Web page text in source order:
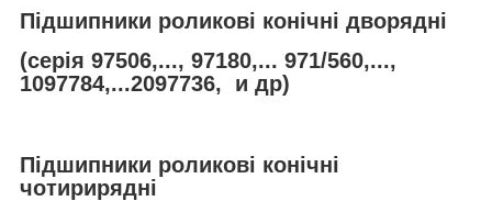
Підшипники роликові конічні дворядні
(серія 97506,..., 97180,... 971/560,...,
1097784,...2097736, и др)
Підшипники роликові конічні
чотирирядні